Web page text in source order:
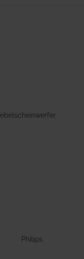
Philips